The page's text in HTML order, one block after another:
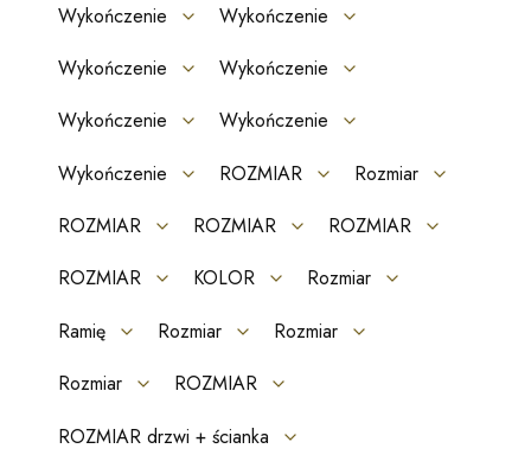
Wykończenie
Wykończenie
Wykończenie
Wykończenie
Wykończenie
Wykończenie
Wykończenie
ROZMIAR
Rozmiar
ROZMIAR
ROZMIAR
ROZMIAR
ROZMIAR
KOLOR
Rozmiar
Ramię
Rozmiar
Rozmiar
Rozmiar
ROZMIAR
ROZMIAR drzwi + ścianka